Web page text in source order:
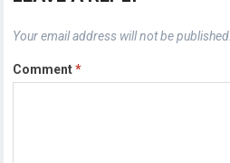
Your email address will not be published.
Comment*